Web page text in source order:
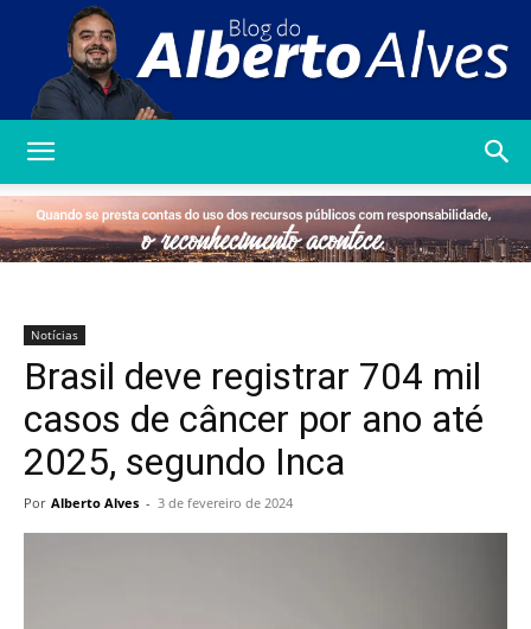
Alberto
Notícias
Brasil deve registrar 704 mil
casos de câncer por ano até
2025, segundo Inca
Por Alberto Alves - 3 de fevereiro de 2024